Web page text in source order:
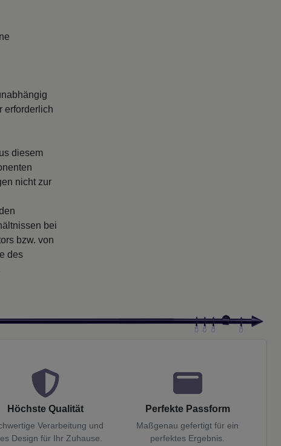
erforderlich
diesem
nicht zur
bei
bzw. von
des
Höchste Qualität
Verarbeitung und
Design für Ihr Zuhause.
Perfekte Passform
Maßgenau gefertigt für ein
perfektes Ergebnis.